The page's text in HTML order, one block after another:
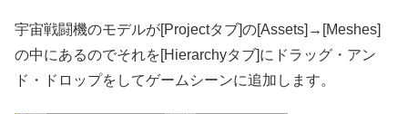
宇宙戦闘機のモデルが[Projectタブ]の[Assets]→[Meshes]
の中にあるのでそれを[Hierarchyタブ]にドラッグ・アン
ド・ドロップをしてゲームシーンに追加します。